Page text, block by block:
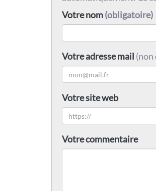
Votre nom(obligatoire)
Votre adresse mail (non
Votre site web
Votre commentaire